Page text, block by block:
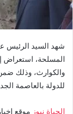
شهد السيد الرئيس
المسلحة، استعراض
والكوارث، وذلك ضمن
للدولة بالعاصمة
الحياة نيوز موقع